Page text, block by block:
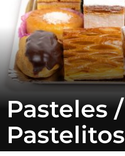
Pasteles /
Pastelitos